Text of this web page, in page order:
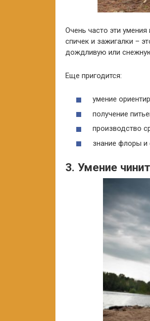
Очень часто эти
спичек и зажигалки –
дождливую или
Еще пригодится:
умение
получение
производство
знание флоры и
3. Умение